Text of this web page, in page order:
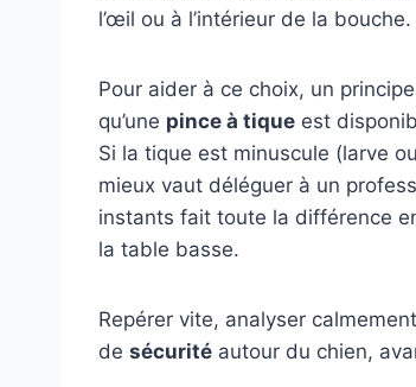
l’œil ou à l’intérieur de la bouche.
Pour aider à ce choix, un
qu’une pince à tique est
Si la tique est minuscule (larve
mieux vaut déléguer à un
instants fait toute la différence
la table basse.
Repérer vite, analyser
de sécurité autour du chien,